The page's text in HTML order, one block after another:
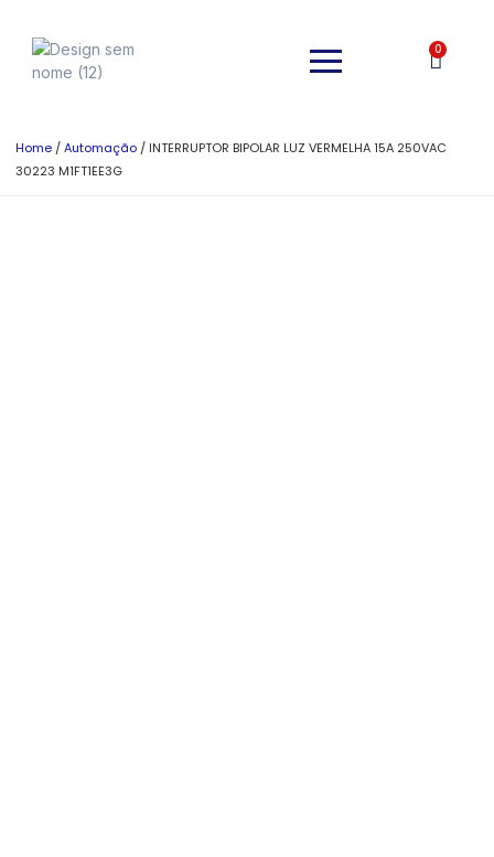
0
Home /Automação / INTERRUPTOR BIPOLAR LUZ VERMELHA 15A 250VAC
30223 M1FT1EE3G